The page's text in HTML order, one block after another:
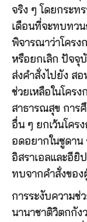
จริง ๆ โดยกระท
เดือนที่จะทบทวน
พิจารณาว่าโครง
หรือยกเลิก ปัจจุ
ส่งคำสั่งไปยัง สอ
ช่วยเหลือในโคร
สาธารณสุข การ
อื่น ๆ ยกเว้นโคร
อดอยากในซูดาน
อิสราเอลและอียิ
ทบจากคำสั่งของ
การระงับความช่
นานาชาติวิตกกัง